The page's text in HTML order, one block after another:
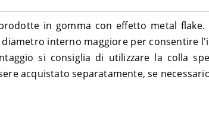
in gomma con effetto metal
interno maggiore per consentire
si consiglia di utilizzare la colla
acquistato separatamente, se